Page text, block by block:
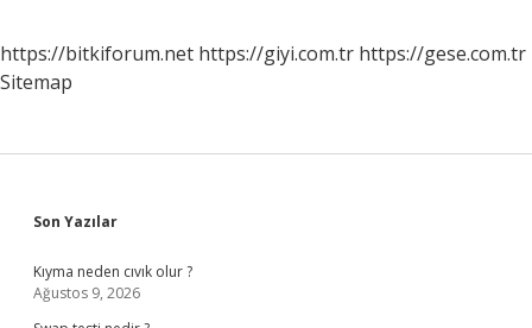
https://bitkiforum.net https://giyi.com.tr https://gese.com.tr
Sitemap
Sidebar
Son Yazılar
Kıyma neden cıvık olur ?
Ağustos 9, 2026